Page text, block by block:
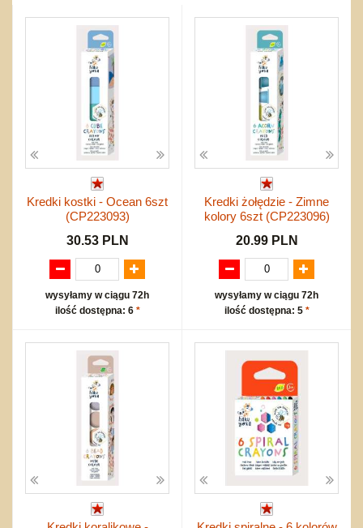
Okolicznościowe i świąteczne
Dźwiekowe
Bajkowe
Karuzelki
Maty do zabawy
Do rozkręcania
do siatkówki
do koszykówki
Zakupy hurtowe
Koszty przesyłki
Regulamin
Kontakt
Mapa produktów
Kredki kostki - Ocean 6szt
(CP223093)
30.53 PLN
wysyłamy w ciągu 72h
ilość dostępna: 6 *
Kredki żołędzie - Zimne
kolory 6szt (CP223096)
20.99 PLN
wysyłamy w ciągu 72h
ilość dostępna: 5 *